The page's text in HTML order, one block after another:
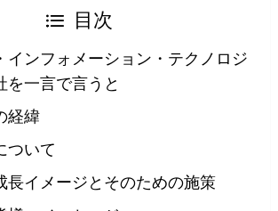
目次
インフォメーション・テクノロジ
を一言で言うと
経緯
ついて
長イメージとそのための施策